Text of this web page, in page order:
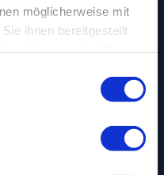
möglicherweise mit
ihnen bereitgestellt